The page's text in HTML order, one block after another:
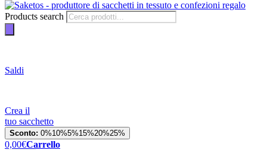
Products search
Saldi
Crea il
tuo sacchetto
Sconto: 0%10%5%15%20%25%
0,00€Carrello